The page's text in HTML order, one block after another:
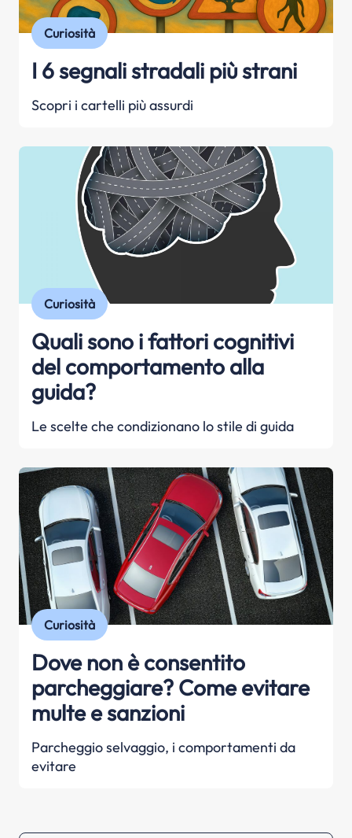
I 6 segnali stradali più strani
Scopri i cartelli più assurdi
Curiosità
Quali sono i fattori cognitivi
del comportamento alla
guida?
Le scelte che condizionano lo stile di guida
Curiosità
Dove non è consentito
parcheggiare? Come evitare
multe e sanzioni
Parcheggio selvaggio, i comportamenti da
evitare
Curiosità